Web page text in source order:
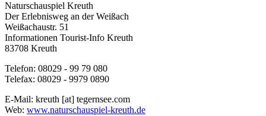
Naturschauspiel Kreuth
Der Erlebnisweg an der Weißach
Weißachaustr. 51
Informationen Tourist-Info Kreuth
83708 Kreuth
Telefon: 08029 - 99 79 080
Telefax: 08029 - 9979 0890
E-Mail: kreuth [at] tegernsee.com
Web: www.naturschauspiel-kreuth.de